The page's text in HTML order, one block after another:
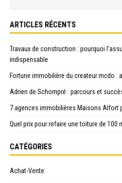
ARTICLES RÉCENTS
Travaux de construction : pourquoi
indispensable
Fortune immobilière du createur mcdo :
Adrien de Schompré : parcours et
7 agences immobilières Maisons Alfort
Quel prix pour refaire une toiture de 100
CATÉGORIES
Achat-Vente